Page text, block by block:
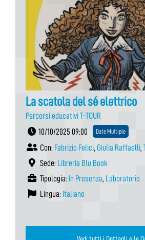
La scatola del sé elettrico
Percorsi educativi T-TOUR
10/10/2025 09:00
Date Multiple
Con: Fabrizio Felici, Giulia Raffaelli,
Sede: Libreria Blu Book
Tipologia: In Presenza, Laboratorio
Lingua: Italiano